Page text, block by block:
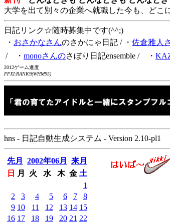
大学を出て別々の企業へ就職した今も、ど
日記リンク☆随時募集中です(^^;)
・ おさかなさんのさかにゃ日記 / ・ 佐倉雅人
/ ・ monoさんのさぼり日記ensemble / ・
2012ゲーム進度
FFXI:RANK9(WHM95)
hns - 日記自動生成システム - Version 2.10-pl1
先月 2002年06月
来月
日
月 火 水 木 金 土
1
2
3 4 5 6 7
8
9 10 11 12 13 14 15
16 17 18 19 20 21 22